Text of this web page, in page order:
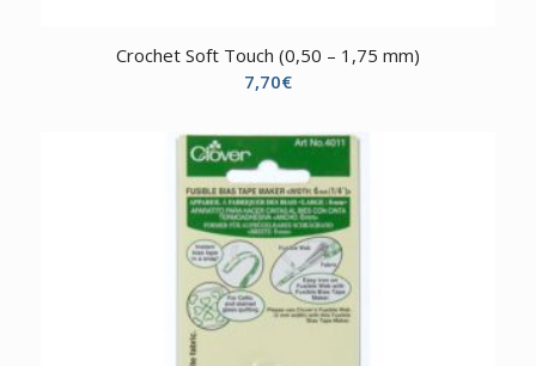
Crochet Soft Touch (0,50 – 1,75 mm)
7,70€